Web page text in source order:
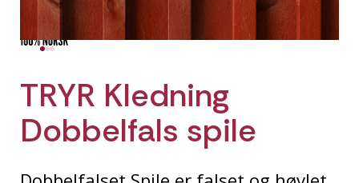
TRYR Kledning
Dobbelfals spile